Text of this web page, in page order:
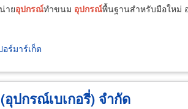
ายอุปกรณ์ทำขนม อุปกรณ์พื้นฐานสำหรับมือใหม่
ร์มาร์เก็ต
อุปกรณ์เบเกอรี่) จำกัด